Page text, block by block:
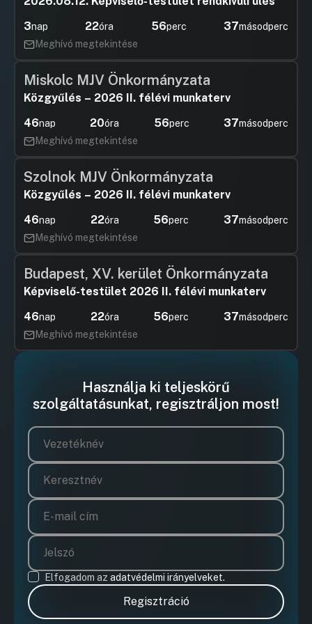
3nap 22óra 56perc 37másodperc
Meghívó megtekintése
Miskolc MJV Önkormányzata
Közgyűlés – 2026 II. félévi munkaterv
46nap 20óra 56perc 37másodperc
Meghívó megtekintése
Szolnok MJV Önkormányzata
Közgyűlés – 2026 II. félévi munkaterv
46nap 22óra 56perc 37másodperc
Meghívó megtekintése
Budapest, XV. kerület Önkormányzata
Képviselő-testület 2026 II. félévi munkaterv
46nap 22óra 56perc 37másodperc
Meghívó megtekintése
Használja ki teljeskörű
szolgáltatásunkat, regisztráljon most!
Elfogadom az adatvédelmi irányelveket.
Regisztráció